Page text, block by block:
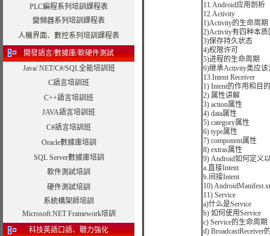
PLC編程系列培訓課程表
變頻器系列培訓課程表
人機界面、數控系列培訓課程表
開發語言/數據庫/軟硬件測試
Java/.NET/C#/SQL全能培訓班
C語言培訓班
C++語言培訓班
JAVA語言培訓班
C#語言培訓班
Oracle數據庫培訓
SQL Server數據庫培訓
軟件測試培訓
硬件測試培訓
系統構架師培訓
Microsoft.NET Framework培訓
科技英語口語、聽力強化
11.Android应用剖析
12.Activity
1)Activity的生命周期
2)Activity有四种本
3)保存持久状态
4)权限许可
5)进程的生命周期
6)继承Activity类应
13.Intent Receiver
1) Intent的作用和目的
2) 属性讲解
3) action属性
4) data属性
5) category属性
6) type属性
7) component属性
8) extras属性
9) Android如何定义
a.直接Intent
b.间接Intent
10)
11) Service
a)什么是Service
b) 如何使用Service
c) Service的生命周期
d) BroadcastReceiver